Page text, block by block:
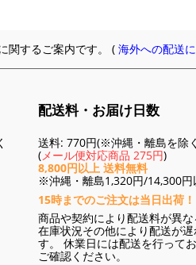
関するご案内です。 (海外への配送
配送料・お届け日数
送料: 770円(※沖縄・離島を除
(メール便対応商品 275円)
8,800円以上 送料無料
※沖縄・離島1,320円/14,300円
15時までのご注文は当日出荷！
商品や契約により配送料が異な
在庫状況その他により配送が
す。 休業日には配送を行って
ご確認ください。